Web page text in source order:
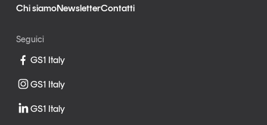
Chi siamoNewsletterContatti
Seguici
GS1 Italy
GS1 Italy
GS1 Italy